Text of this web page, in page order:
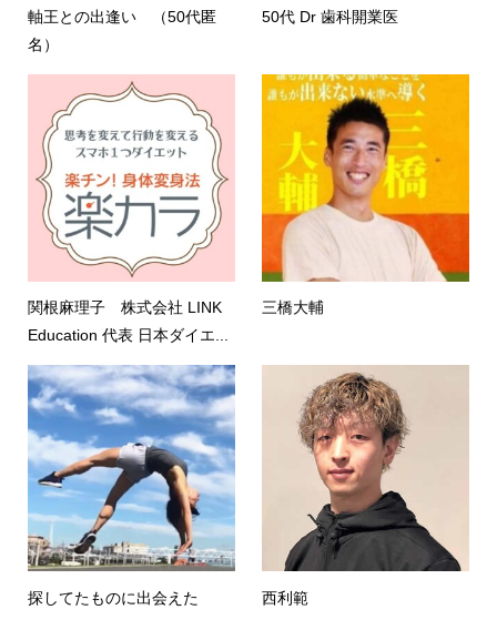
軸王との出逢い （50代匿
名）
50代 Dr 歯科開業医
関根麻理子 株式会社 LINK
Education 代表 日本ダイエ...
三橋大輔
探してたものに出会えた 西利範